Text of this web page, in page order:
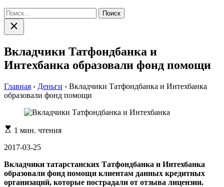
Найти:
Закрыть
поиск
Вкладчики Татфондбанка и
Интехбанка образовали фонд помощи
Главная › Деньги › Вкладчики Татфондбанка и Интехбанка
образовали фонд помощи
Расчетное
чтения
1 мин. чтения
2017-03-25
Вкладчики татарстанских Татфондбанка и Интехбанка
образовали фонд помощи клиентам данных кредитных
организаций, которые пострадали от отзыва лицензии.